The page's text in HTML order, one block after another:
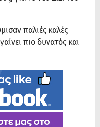
παλιές καλές
πιο δυνατός και